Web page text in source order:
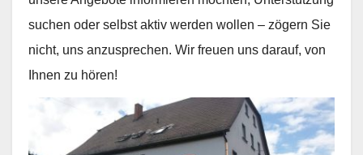
suchen oder selbst aktiv werden wollen – zögern Sie
nicht, uns anzusprechen. Wir freuen uns darauf, von
Ihnen zu hören!